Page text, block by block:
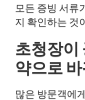
모든 증빙 서류
지 확인하는 것
초청장이
약으로
많은 방문객에